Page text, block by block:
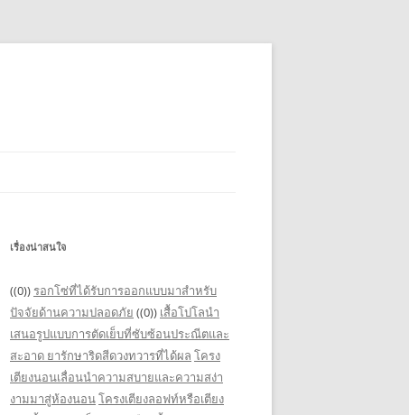
เรื่องน่าสนใจ
((0)) รอกโซ่ที่ได้รับการออกแบบมาสำหรับ
ปัจจัยด้านความปลอดภัย ((0)) เสื้อโปโลนำ
เสนอรูปแบบการตัดเย็บที่ซับซ้อนประณีตและ
สะอาด ยารักษาริดสีดวงทวารที่ได้ผล โครง
เตียงนอนเลื่อนนำความสบายและความสง่า
งามมาสู่ห้องนอนโครงเตียงลอฟท์หรือเตียง